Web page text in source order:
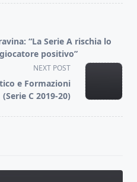
“La Serie A rischia lo
positivo”
NEXT POST
e Formazioni
(Serie C 2019-20)